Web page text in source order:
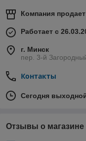
Компания
Работает с
г. Минск
пер. 3-й
Контакты
Сегодня
Отзывы о магазине